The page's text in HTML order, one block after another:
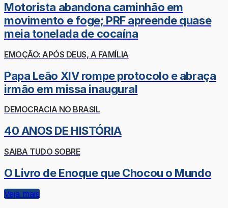
Motorista abandona caminhão em
movimento e foge; PRF apreende quase
meia tonelada de cocaína
EMOÇÃO: APÓS DEUS, A FAMÍLIA
Papa Leão XIV rompe protocolo e abraça
irmão em missa inaugural
DEMOCRACIA NO BRASIL
40 ANOS DE HISTÓRIA
SAIBA TUDO SOBRE
O Livro de Enoque que Chocou o Mundo
Veja mais